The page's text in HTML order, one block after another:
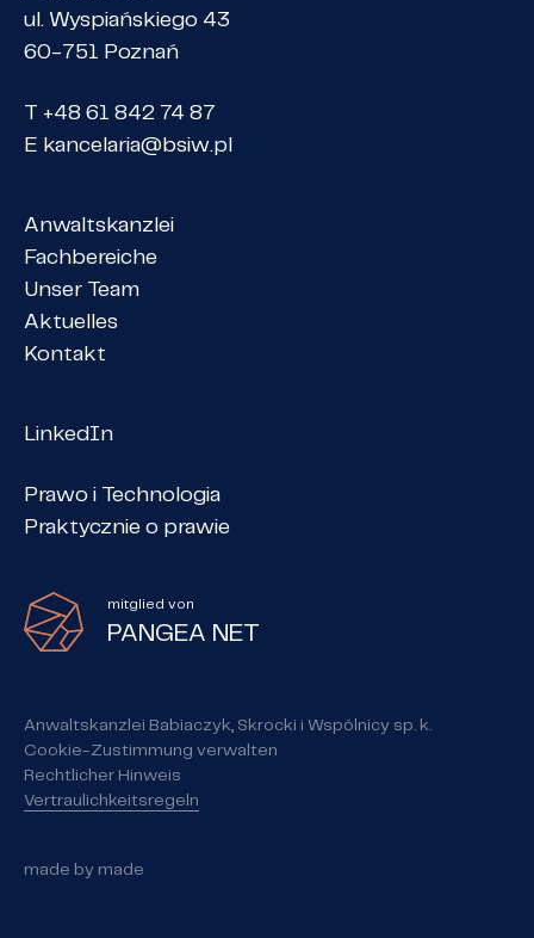
ul. Wyspiańskiego 43
60-751 Poznań
T +48 61 842 74 87
E kancelaria@bsiw.pl
Anwaltskanzlei
Fachbereiche
Unser Team
Aktuelles
Kontakt
LinkedIn
Prawo i Technologia
Praktycznie o prawie
mitglied von
PANGEA NET
Anwaltskanzlei Babiaczyk, Skrocki i Wspólnicy sp. k.
Cookie-Zustimmung verwalten
Rechtlicher Hinweis
Vertraulichkeitsregeln
made by made